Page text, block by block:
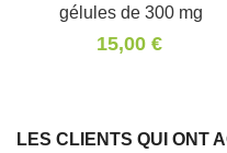
gélules de 300 mg
15,00 €
LES CLIENTS QUI ONT